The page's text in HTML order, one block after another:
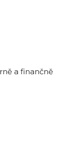
a finančně